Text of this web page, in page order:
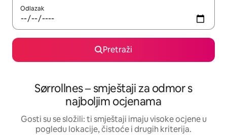
Odlazak
Pretraži
Sørrollnes – smještaji za odmor s
najboljim ocjenama
Gosti su se složili: ti smještaji imaju visoke ocjene u
pogledu lokacije, čistoće i drugih kriterija.